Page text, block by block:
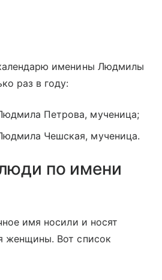
именины Людмилы
раз в году:
Петрова, мученица;
Чешская, мученица.
по имени
имя носили и носят
женщины. Вот список